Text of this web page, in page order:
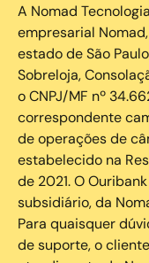
A Nomad
empresarial
estado de São
Sobreloja,
o CNPJ/MF nº
correspondente
de operações de
estabelecido na
de 2021. O
subsidiário, da
Para quaisquer
de suporte, o